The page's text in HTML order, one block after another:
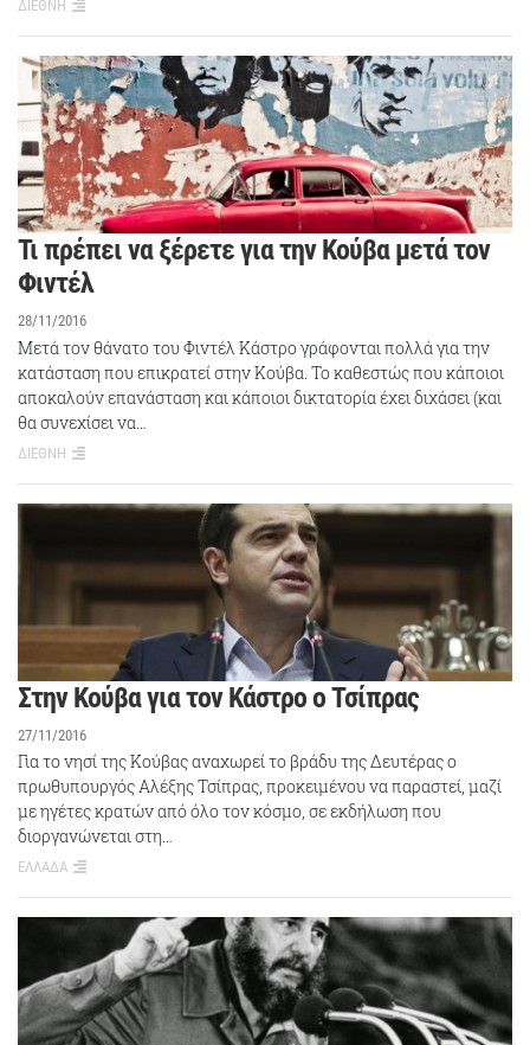
ΔΙΕΘΝΗ
Τι πρέπει να ξέρετε για την Κούβα μετά τον
Φιντέλ
28/11/2016
Μετά τον θάνατο του Φιντέλ Κάστρο γράφονται πολλά για την
κατάσταση που επικρατεί στην Κούβα. Το καθεστώς που κάποιοι
αποκαλούν επανάσταση και κάποιοι δικτατορία έχει διχάσει (και
θα συνεχίσει να…
ΔΙΕΘΝΗ
Στην Κούβα για τον Κάστρο ο Τσίπρας
27/11/2016
Για το νησί της Κούβας αναχωρεί το βράδυ της Δευτέρας ο
πρωθυπουργός Αλέξης Τσίπρας, προκειμένου να παραστεί, μαζί
με ηγέτες κρατών από όλο τον κόσμο, σε εκδήλωση που
διοργανώνεται στη…
ΕΛΛΑΔΑ